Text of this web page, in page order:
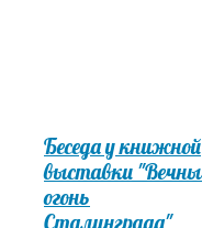
Беседа у книжной
выставки
огонь